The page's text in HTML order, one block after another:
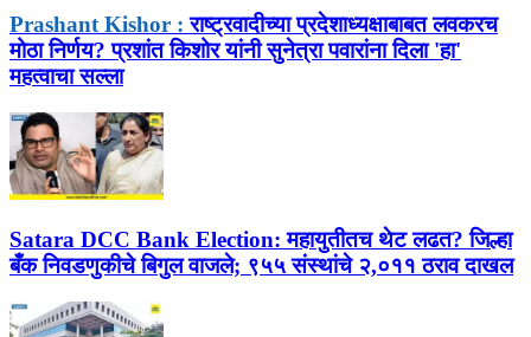
Prashant Kishor : राष्ट्रवादीच्या प्रदेशाध्यक्षाबाबत लवकरच
मोठा निर्णय? प्रशांत किशोर यांनी सुनेत्रा पवारांना दिला 'हा'
महत्वाचा सल्ला
Satara DCC Bank Election: महायुतीतच थेट लढत? जिल्हा
बँक निवडणुकीचे बिगुल वाजले; ९५५ संस्थांचे २,०११ ठराव दाखल